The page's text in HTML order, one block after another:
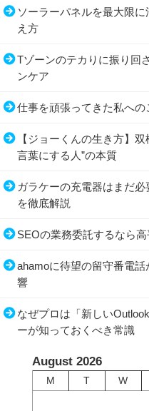
ソーラーパネルを最大限
え方
Tゾーンのテカりに振り回
ンケア
仕事を頑張ってきた私へ
【ジョーくんの生き方】
言葉にする人”の本質
ガラケーの充電器はまだ
を徹底解説
SEOの業務委託するなら高
ahamoに待望の留守番電
響
なぜプロは「新しい
ーが知っておくべき常識
August 2026
M T W